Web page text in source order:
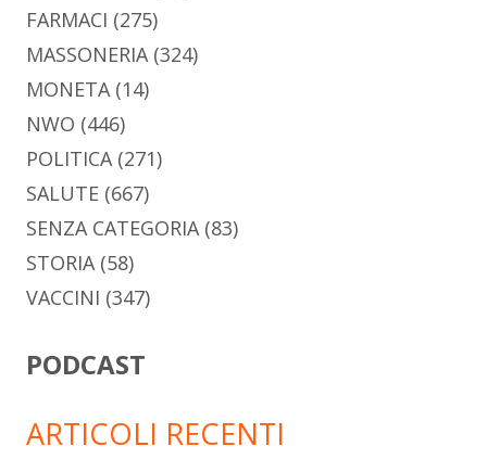
FARMACI (275)
MASSONERIA(324)
MONETA(14)
NWO (446)
POLITICA(271)
SALUTE (667)
SENZA CATEGORIA(83)
STORIA(58)
VACCINI (347)
PODCAST
ARTICOLI RECENTI